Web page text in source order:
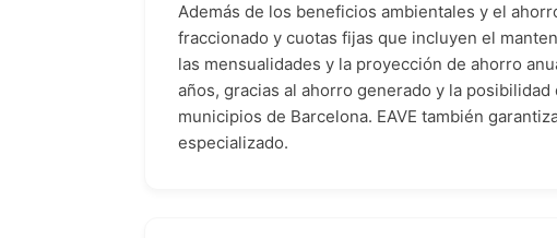
Además de los beneficios ambientales y el
fraccionado y cuotas fijas que incluyen el
las mensualidades y la proyección de ahorro
años, gracias al ahorro generado y la
municipios de Barcelona. EAVE también
especializado.